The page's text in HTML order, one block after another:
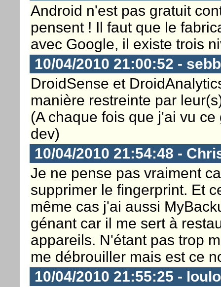
Android n'est pas gratuit
pensent ! Il faut que le
avec Google, il existe trois
10/04/2010 21:00:52 -
DroidSense et
manière restreinte par
(A chaque fois que j'ai vu
dev)
10/04/2010 21:54:48 -
Je ne pense pas vraiment
supprimer le fingerprint. Et
même cas j'ai aussi
génant car il me sert à
appareils. N'étant pas trop
me débrouiller mais est ce
10/04/2010 21:55:25 -